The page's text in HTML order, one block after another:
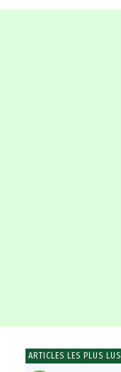
ARTICLES LES PLUS LUS